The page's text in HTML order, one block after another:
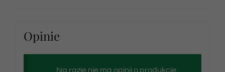
Opinie
Na razie nie ma opinii o produkcie.